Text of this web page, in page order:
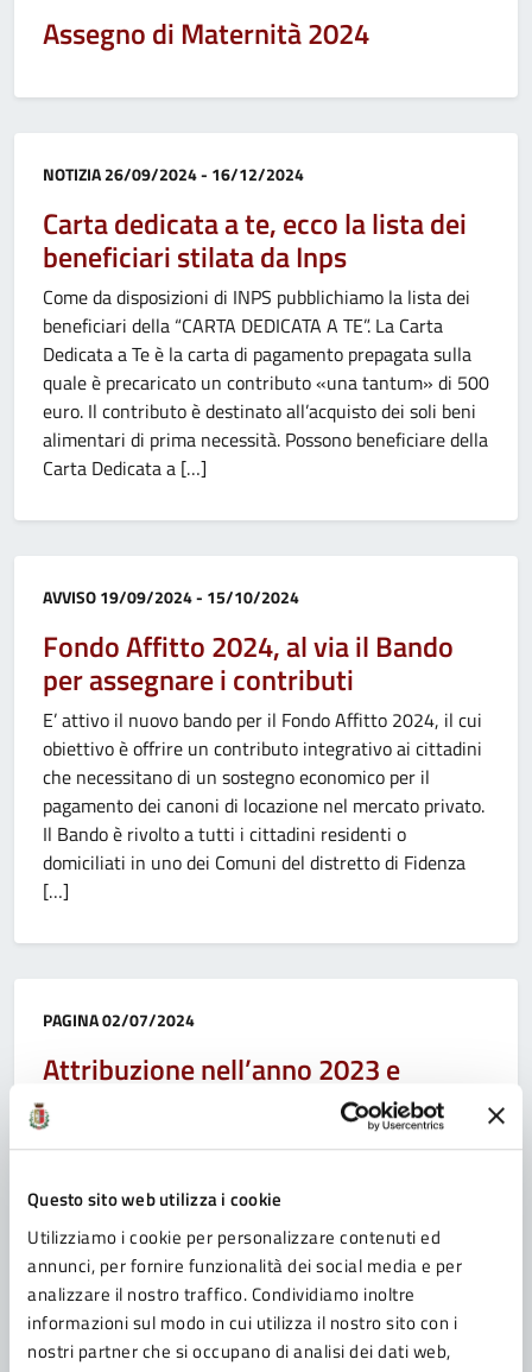
Questo sito web utilizza i cookie
Utilizziamo i cookie per personalizzare contenuti ed
annunci, per fornire funzionalità dei social media e per
analizzare il nostro traffico. Condividiamo inoltre
informazioni sul modo in cui utilizza il nostro sito con i
nostri partner che si occupano di analisi dei dati web,
Assegno di Maternità 2024
Categoria:
NOTIZIA26/09/2024 - 16/12/2024
Carta dedicata a te, ecco la lista dei
beneficiari stilata da Inps
Come da disposizioni di INPS pubblichiamo la lista dei
beneficiari della “CARTA DEDICATA A TE”. La Carta
Dedicata a Te è la carta di pagamento prepagata sulla
quale è precaricato un contributo «una tantum» di 500
euro. Il contributo è destinato all’acquisto dei soli beni
alimentari di prima necessità. Possono beneficiare della
Carta Dedicata a […]
Categoria:
AVVISO19/09/2024 - 15/10/2024
Fondo Affitto 2024, al via il Bando
per assegnare i contributi
E’ attivo il nuovo bando per il Fondo Affitto 2024, il cui
obiettivo è offrire un contributo integrativo ai cittadini
che necessitano di un sostegno economico per il
pagamento dei canoni di locazione nel mercato privato.
Il Bando è rivolto a tutti i cittadini residenti o
domiciliati in uno dei Comuni del distretto di Fidenza
[…]
Categoria:
PAGINA02/07/2024
Attribuzione nell’anno 2023 e
riferita all’anno finanziario 2022 e
anno di imposta 2021
Categoria:
COMUNICATO28/06/2024
Progetto “La strada verso casa”, 85
mila euro per sostenere l’emergenza